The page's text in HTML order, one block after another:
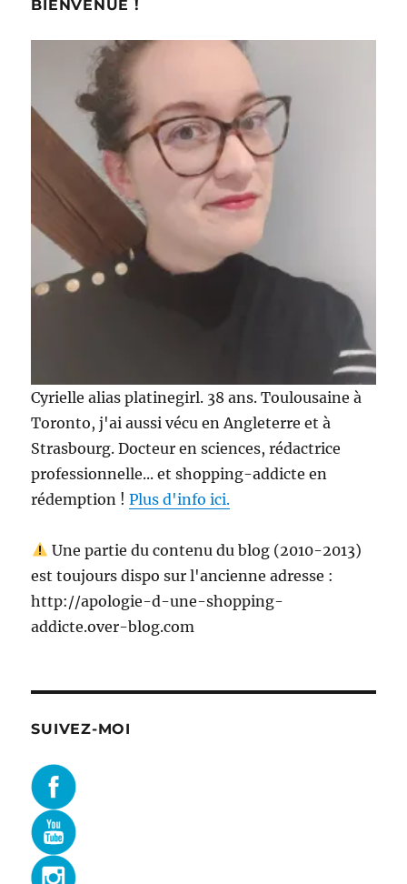
BIENVENUE !
Cyrielle alias platinegirl. 38 ans. Toulousaine à
Toronto, j'ai aussi vécu en Angleterre et à
Strasbourg. Docteur en sciences, rédactrice
professionnelle... et shopping-addicte en
rédemption !Plus d'info ici.
Une partie du contenu du blog (2010-2013)
est toujours dispo sur l'ancienne adresse :
http://apologie-d-une-shopping-
addicte.over-blog.com
SUIVEZ-MOI